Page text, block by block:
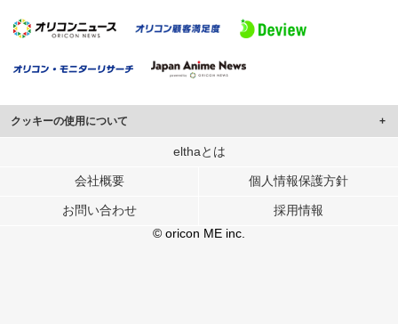
クッキーの使用について
このサイトでは Cookie を使用して、ユーザーに合わせたコンテンツや広告の
行っています。
メディアや広告配信、データ解析の各パートナーに提供しています。
各パートナーは、この情報とユーザーが各パートナーに提供した他の情報や、
ユーザーが各パートナーのサービスを使用したときに収集した他の情報を組み
elthaとは
会社概要 個人情報保護方針
お問い合わせ
採用情報
© oricon ME inc.